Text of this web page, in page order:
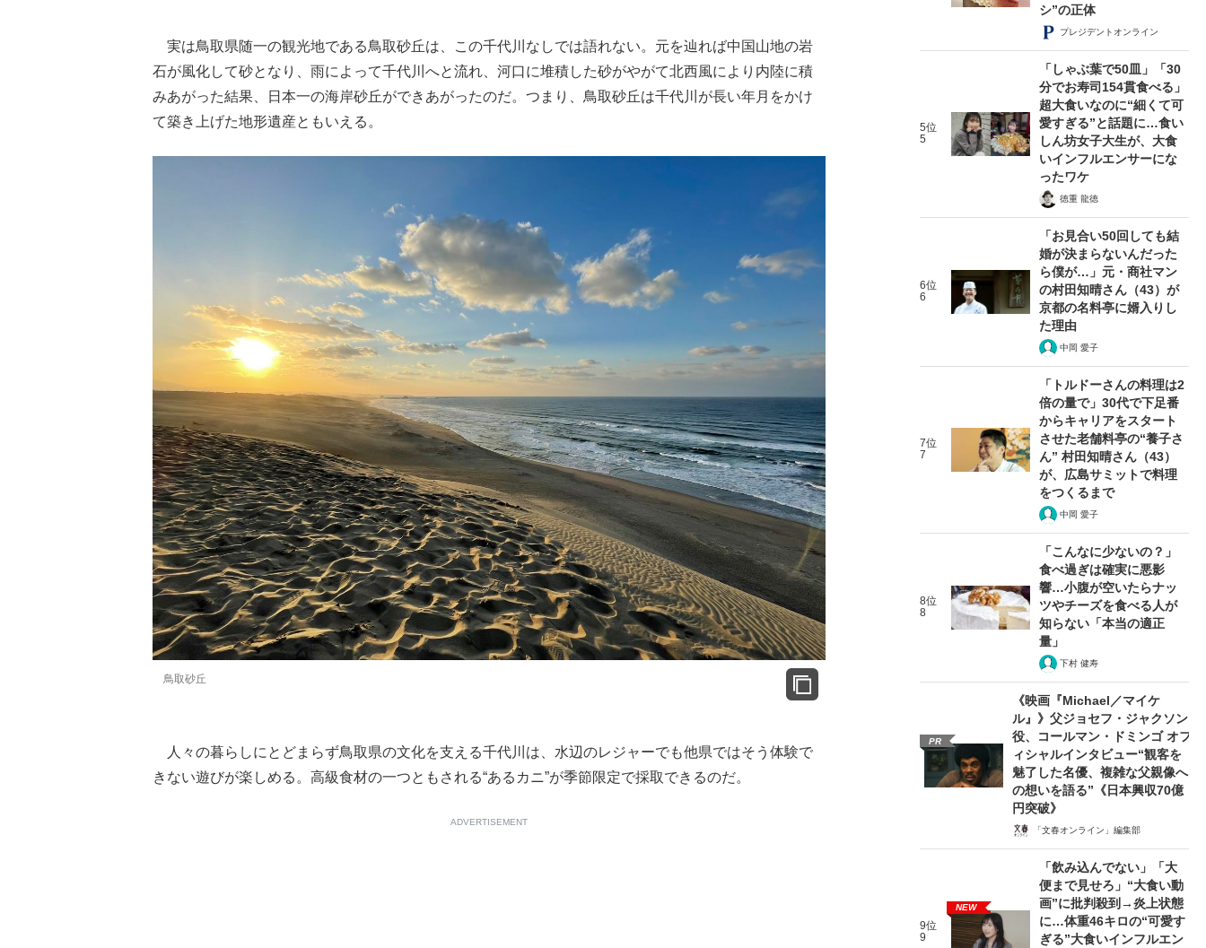
実は鳥取県随一の観光地である鳥取砂丘は、この千代川なしでは語れない。元を辿れば中国山地の岩
石が風化して砂となり、雨によって千代川へと流れ、河口に堆積した砂がやがて北西風により内陸に積
みあがった結果、日本一の海岸砂丘ができあがったのだ。つまり、鳥取砂丘は千代川が長い年月をかけ
て築き上げた地形遺産ともいえる。
鳥取砂丘
人々の暮らしにとどまらず鳥取県の文化を支える千代川は、水辺のレジャーでも他県ではそう体験で
きない遊びが楽しめる。高級食材の一つともされる“あるカニ”が季節限定で採取できるのだ。
ADVERTISEMENT
シ”の正体
プレジデントオンライン
5位
5
「しゃぶ葉で50皿」「30
分でお寿司154貫食べる」
超大食いなのに“細くて可
愛すぎる”と話題に…食い
しん坊女子大生が、大食
いインフルエンサーにな
ったワケ
徳重 龍徳
6位
6
「お見合い50回しても結
婚が決まらないんだった
ら僕が…」元・商社マン
の村田知晴さん（43）が
京都の名料亭に婿入りし
た理由
中岡 愛子
7位
7
「トルドーさんの料理は2
倍の量で」30代で下足番
からキャリアをスタート
させた老舗料亭の“養子さ
ん” 村田知晴さん（43）
が、広島サミットで料理
をつくるまで
中岡 愛子
8位
8
「こんなに少ないの？」
食べ過ぎは確実に悪影
響…小腹が空いたらナッ
ツやチーズを食べる人が
知らない「本当の適正
量」
下村 健寿
PR
《映画『Michael／マイケ
ル』》父ジョセフ・ジャクソン
役、コールマン・ドミンゴ オフ
ィシャルインタビュー“観客を
魅了した名優、複雑な父親像へ
の想いを語る”《日本興収70億
円突破》
「文春オンライン」編集部
9位
9
NEW
「飲み込んでない」「大
便まで見せろ」“大食い動
画”に批判殺到→炎上状態
に…体重46キロの“可愛す
ぎる”大食いインフルエン